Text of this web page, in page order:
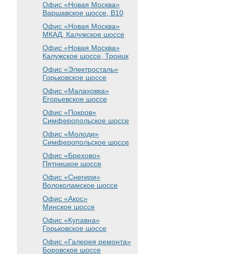
Офис «Новая Москва»
Варшавское шоссе , B10
Офис «Новая Москва»
МКАД, Калужское шоссе
Офис «Новая Москва»
Калужское шоссе, Троицк
Офис «Электросталь»
Горьковское шоссе
Офис «Малаховка»
Егорьевское шоссе
Офис «Покров»
Симферопольское шоссе
Офис «Молоди»
Симферопольское шоссе
Офис «Брехово»
Пятницкое шоссе
Офис «Снегири»
Волоколамское шоссе
Офис «Акос»
Минское шоссе
Офис «Купавна»
Горьковское шоссе
Офис «Галерея ремонта»
Боровское шоссе